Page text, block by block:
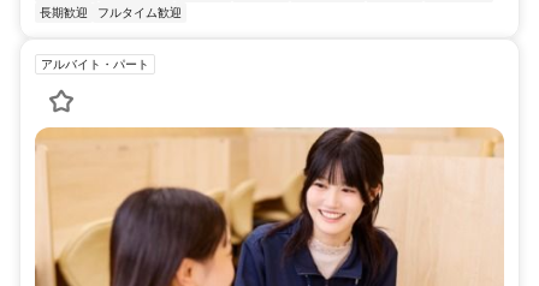
長期歓迎
フルタイム歓迎
アルバイト・パート